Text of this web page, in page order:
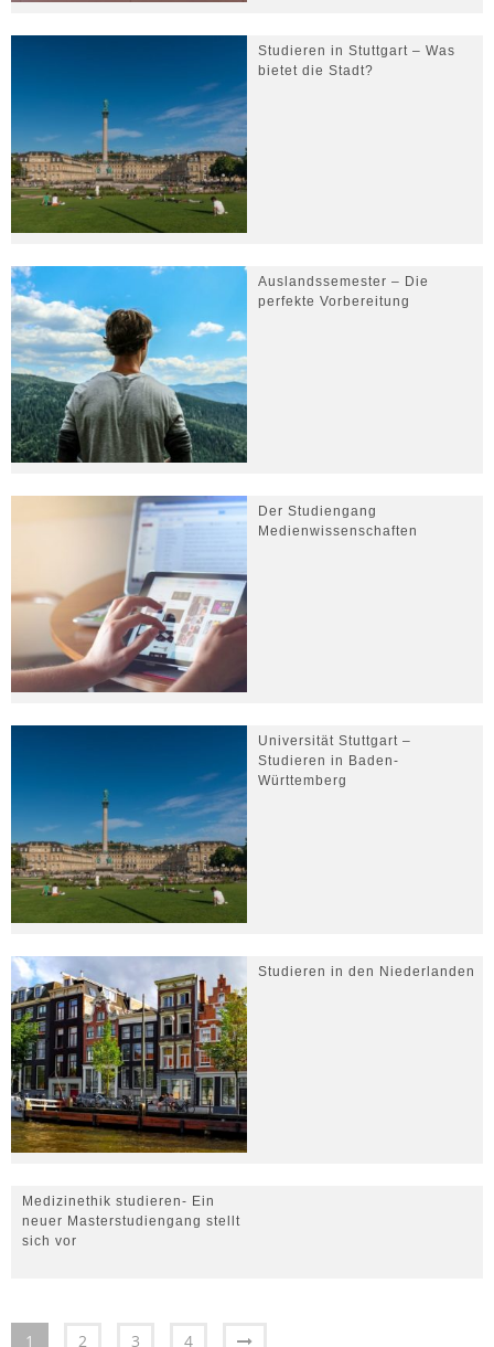
Studieren in Stuttgart – Was
bietet die Stadt?
Auslandssemester – Die
perfekte Vorbereitung
Der Studiengang
Medienwissenschaften
Universität Stuttgart –
Studieren in Baden-
Württemberg
Studieren in den Niederlanden
Medizinethik studieren- Ein
neuer Masterstudiengang stellt
sich vor
1 2 3 4